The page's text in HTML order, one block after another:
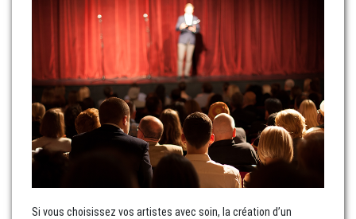
Si vous choisissez vos artistes avec soin, la création d’un